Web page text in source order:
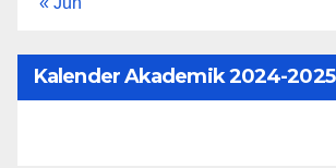
Kalender Akademik 2024-2025